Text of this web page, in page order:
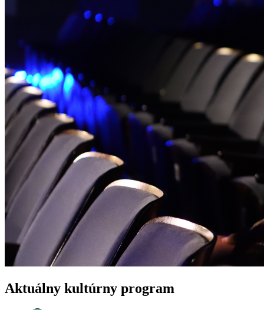
Aktuálny kultúrny program